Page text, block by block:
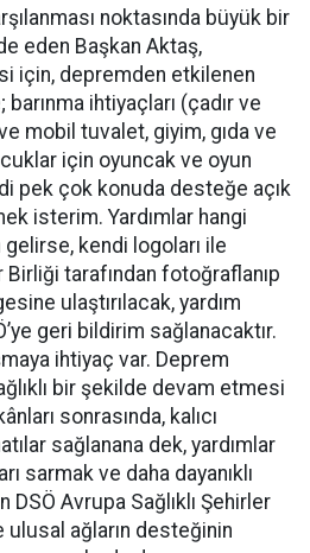
noktasında büyük bir
eden Başkan Aktaş,
için, depremden etkilenen
ihtiyaçları (çadır ve
mobil tuvalet, giyim, gıda ve
için oyuncak ve oyun
pek çok konuda desteğe açık
isterim. Yardımlar hangi
kendi logoları ile
Birliği tarafından fotoğraflanıp
ulaştırılacak, yardım
geri bildirim sağlanacaktır.
ihtiyaç var. Deprem
bir şekilde devam etmesi
sonrasında, kalıcı
sağlanana dek, yardımlar
sarmak ve daha dayanıklı
Avrupa Sağlıklı Şehirler
ulusal ağların desteğinin